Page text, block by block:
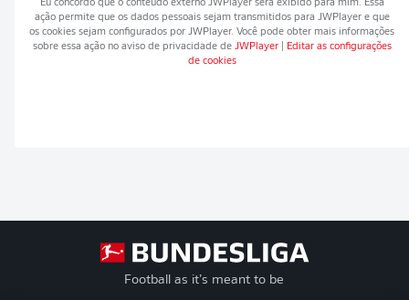
Eu concordo que o conteúdo externo JWPlayerserá exibido para mim. Essa
ação permite que os dados pessoais sejam transmitidos para JWPlayere que
os cookies sejam configurados por JWPlayer. Você pode obter mais informações
sobre essa ação no aviso de privacidade de JWPlayer
Editar as configurações
de cookies
Football as it’s meant to be